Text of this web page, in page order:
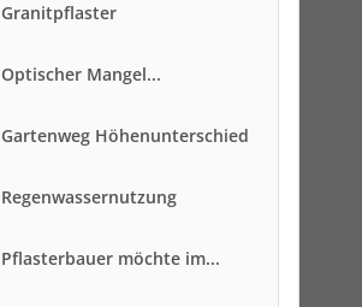
Granitpflaster
Optischer Mangel...
Gartenweg Höhenunterschied
Regenwassernutzung
Pflasterbauer möchte im...